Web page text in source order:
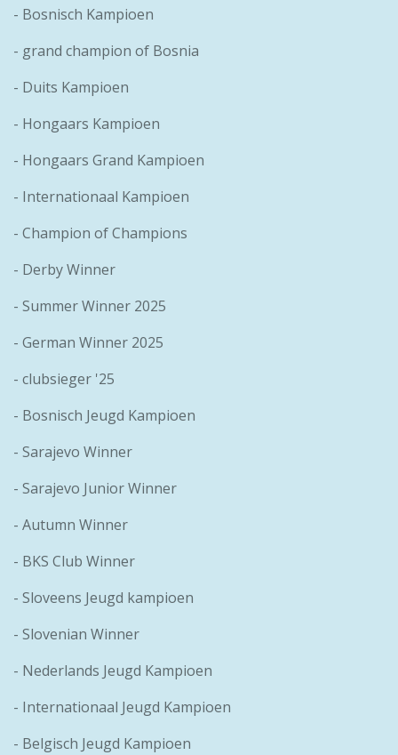
- Bosnisch Kampioen
- grand champion of Bosnia
- Duits Kampioen
- Hongaars Kampioen
- Hongaars Grand Kampioen
- Internationaal Kampioen
- Champion of Champions
- Derby Winner
- Summer Winner 2025
- German Winner 2025
- clubsieger '25
- Bosnisch Jeugd Kampioen
- Sarajevo Winner
- Sarajevo Junior Winner
- Autumn Winner
- BKS Club Winner
- Sloveens Jeugd kampioen
- Slovenian Winner
- Nederlands Jeugd Kampioen
- Internationaal Jeugd Kampioen
- Belgisch Jeugd Kampioen